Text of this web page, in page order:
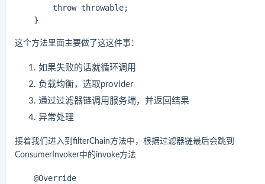
        throw throwable;
这个方法里面主要做了这这件事：
如果失败的话就循环调用
负载均衡，选取provider
通过过滤器链调用服务端，并返回结果
异常处理
接着我们进入到filterChain方法中，根据过滤器链最后会跳到
ConsumerInvoker中的invoke方法
    @Override